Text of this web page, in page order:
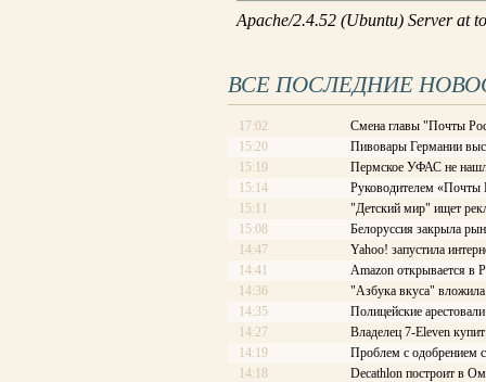
ВСЕ ПОСЛЕДНИЕ
17:02
Смена главы "Почты
15:20
Пивовары Германии
15:19
Пермское УФАС не
15:14
Руководителем «Почты
15:11
"Детский мир" ищет
15:08
Белоруссия закрыла
14:47
Yahoo! запустила
14:41
Amazon открывается в
14:36
"Азбука вкуса"
14:35
Полицейские
14:27
Владелец 7-Eleven
14:19
Проблем с одобрением
14:18
Decathlon построит в